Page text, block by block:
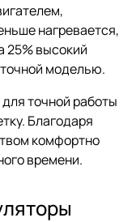
нагревается,
25% высокий
моделью.
точной работы
Благодаря
комфортно
времени.